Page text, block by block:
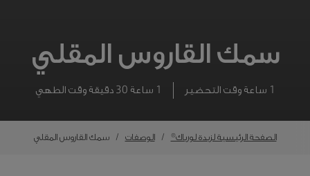
سمك القاروس المقلي
1 ساعة وقت التحضير 1 ساعة 30 دقيقة وقت الطهي
الصفحة الرئيسية لزبدة لورباك® الوصفات سمك القاروس المقلي